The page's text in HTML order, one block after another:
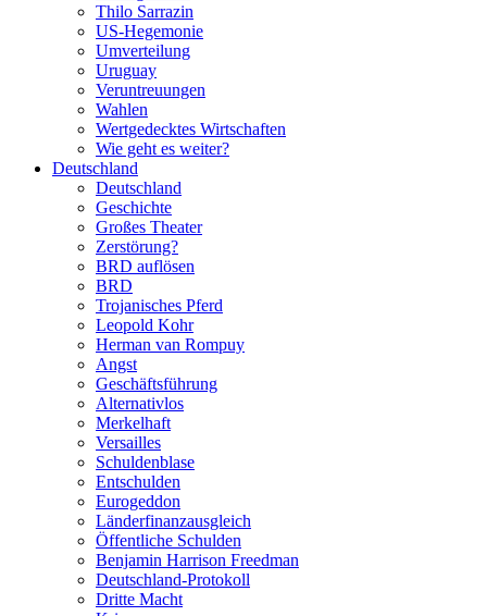
Thilo Sarrazin
US-Hegemonie
Umverteilung
Uruguay
Veruntreuungen
Wahlen
Wertgedecktes Wirtschaften
Wie geht es weiter?
Deutschland
Deutschland
Geschichte
Großes Theater
Zerstörung?
BRD auflösen
BRD
Trojanisches Pferd
Leopold Kohr
Herman van Rompuy
Angst
Geschäftsführung
Alternativlos
Merkelhaft
Versailles
Schuldenblase
Entschulden
Eurogeddon
Länderfinanzausgleich
Öffentliche Schulden
Benjamin Harrison Freedman
Deutschland-Protokoll
Dritte Macht